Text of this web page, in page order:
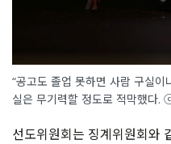
“공고도 졸업 못하면 사람 구실
실은 무기력할 정도로 적막했다
선도위원회는 징계위원회와